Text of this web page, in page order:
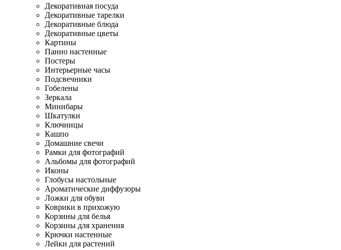
Декоративная посуда
Декоративные тарелки
Декоративные блюда
Декоративные цветы
Картины
Панно настенные
Постеры
Интерьерные часы
Подсвечники
Гобелены
Зеркала
Минибары
Шкатулки
Ключницы
Кашпо
Домашние свечи
Рамки для фотографий
Альбомы для фотографий
Иконы
Глобусы настольные
Ароматические диффузоры
Ложки для обуви
Коврики в прихожую
Корзины для белья
Корзины для хранения
Крючки настенные
Лейки для растений